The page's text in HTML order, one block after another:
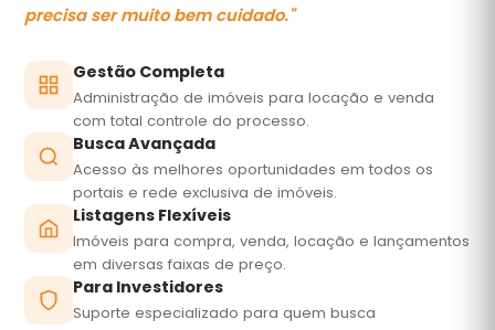
precisa ser muito bem cuidado."
Gestão Completa
Administração de imóveis para locação e venda
com total controle do processo.
Busca Avançada
Acesso às melhores oportunidades em todos os
portais e rede exclusiva de imóveis.
Listagens Flexíveis
Imóveis para compra, venda, locação e lançamentos
em diversas faixas de preço.
Para Investidores
Suporte especializado para quem busca